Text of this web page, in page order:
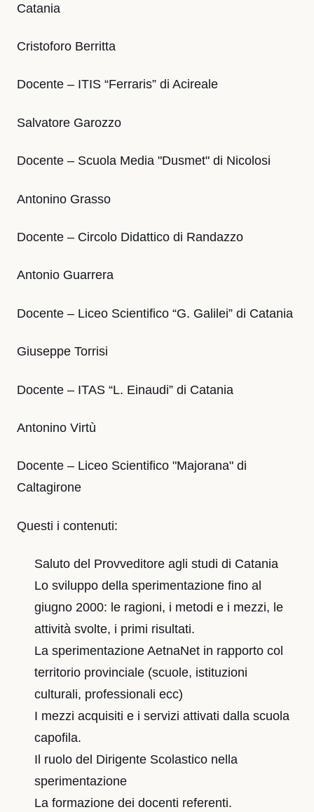
Catania
Cristoforo Berritta
Docente – ITIS “Ferraris” di Acireale
Salvatore Garozzo
Docente – Scuola Media "Dusmet" di Nicolosi
Antonino Grasso
Docente – Circolo Didattico di Randazzo
Antonio Guarrera
Docente – Liceo Scientifico “G. Galilei” di Catania
Giuseppe Torrisi
Docente – ITAS “L. Einaudi” di Catania
Antonino Virtù
Docente – Liceo Scientifico "Majorana" di
Caltagirone
Questi i contenuti:
Saluto del Provveditore agli studi di Catania
Lo sviluppo della sperimentazione fino al
giugno 2000: le ragioni, i metodi e i mezzi, le
attività svolte, i primi risultati.
La sperimentazione AetnaNet in rapporto col
territorio provinciale (scuole, istituzioni
culturali, professionali ecc)
I mezzi acquisiti e i servizi attivati dalla scuola
capofila.
Il ruolo del Dirigente Scolastico nella
sperimentazione
La formazione dei docenti referenti.